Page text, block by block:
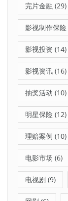
完片金融 (29)
影视制作保险
影视投资 (14)
影视资讯 (16)
抽奖活动 (10)
明星保险 (12)
理赔案例 (10)
电影市场 (6)
电视剧 (9)